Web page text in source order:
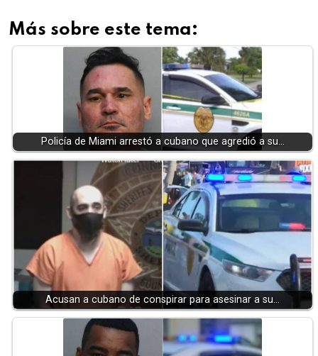
Más sobre este tema:
Policía de Miami arrestó a cubano que agredió a su…
Acusan a cubano de conspirar para asesinar a su…